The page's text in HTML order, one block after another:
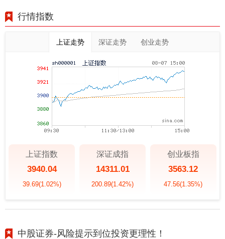
行情指数
上证走势 深证走势 创业走势
上证指数
3940.04
39.69(1.02%)
深证成指
14311.01
200.89(1.42%)
创业板指
3563.12
47.56(1.35%)
中股证券-风险提示到位投资更理性！